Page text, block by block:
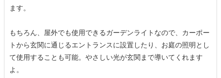
ます。
もちろん、屋外でも使用できるガーデンライトなので、カーポー
トから玄関に通じるエントランスに設置したり、お庭の照明とし
て使用することも可能。やさしい光が玄関まで導いてくれます
よ。